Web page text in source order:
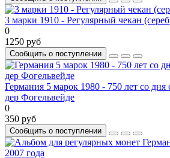
3 марки 1910 - Регулярный чекан
0
1250 руб
Сообщить о поступлении
Германия 5 марок 1980 - 750 лет со дня
дер Фогельвейде
0
350 руб
Сообщить о поступлении